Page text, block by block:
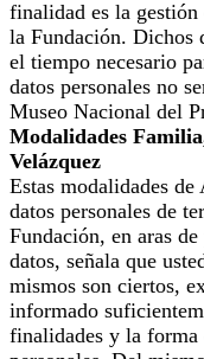
finalidad es la
la Fundación. Dichos
el tiempo necesario
datos personales no
Museo Nacional del
Modalidades
Velázquez
Estas modalidades
datos personales de
Fundación, en aras
datos, señala que
mismos son ciertos,
informado
finalidades y la forma